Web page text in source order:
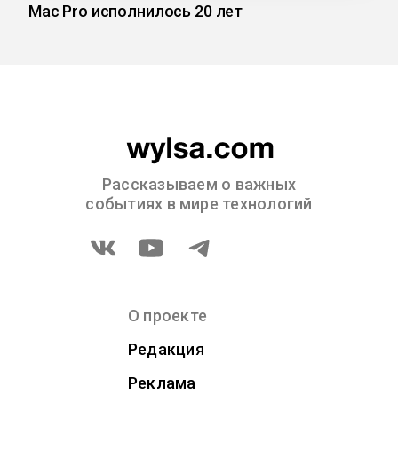
Mac Pro исполнилось 20 лет
Рассказываем о важных
событиях в мире технологий
О проекте
Редакция
Реклама